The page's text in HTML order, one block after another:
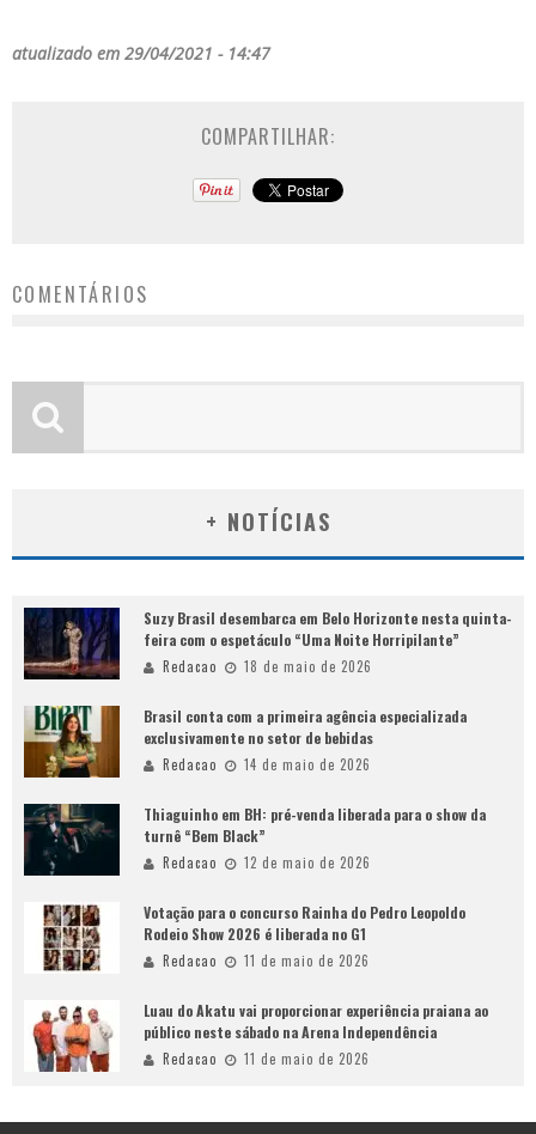
atualizado em 29/04/2021 - 14:47
COMPARTILHAR:
COMENTÁRIOS
+ NOTÍCIAS
Suzy Brasil desembarca em Belo Horizonte nesta quinta-
feira com o espetáculo “Uma Noite Horripilante”
Redacao 18 de maio de 2026
Brasil conta com a primeira agência especializada
exclusivamente no setor de bebidas
Redacao 14 de maio de 2026
Thiaguinho em BH: pré-venda liberada para o show da
turnê “Bem Black”
Redacao 12 de maio de 2026
Votação para o concurso Rainha do Pedro Leopoldo
Rodeio Show 2026 é liberada no G1
Redacao 11 de maio de 2026
Luau do Akatu vai proporcionar experiência praiana ao
público neste sábado na Arena Independência
Redacao 11 de maio de 2026